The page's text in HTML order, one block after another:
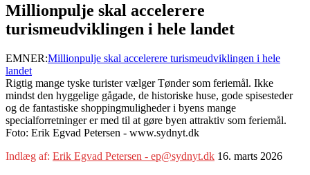
Millionpulje skal accelerere
turismeudviklingen i hele landet
EMNER:Millionpulje skal accelerere turismeudviklingen i hele
landet
Rigtig mange tyske turister vælger Tønder som feriemål. Ikke
mindst den hyggelige gågade, de historiske huse, gode spisesteder
og de fantastiske shoppingmuligheder i byens mange
specialforretninger er med til at gøre byen attraktiv som feriemål.
Foto: Erik Egvad Petersen - www.sydnyt.dk
Indlæg af: Erik Egvad Petersen - ep@sydnyt.dk 16. marts 2026